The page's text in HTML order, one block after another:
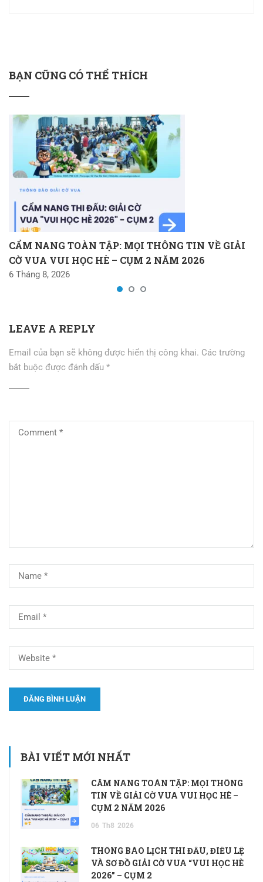
BẠN CŨNG CÓ THỂ THÍCH
CẨM NANG TOÀN TẬP: MỌI THÔNG TIN VỀ GIẢI
CỜ VUA VUI HỌC HÈ – CỤM 2 NĂM 2026
6 Tháng 8, 2026
LEAVE A REPLY
Email của bạn sẽ không được hiển thị công khai. Các trường
bắt buộc được đánh dấu *
BÀI VIẾT MỚI NHẤT
CẨM NANG TOÀN TẬP: MỌI THÔNG
TIN VỀ GIẢI CỜ VUA VUI HỌC HÈ –
CỤM 2 NĂM 2026
06 Th8 2026
THÔNG BÁO LỊCH THI ĐẤU, ĐIỀU LỆ
VÀ SƠ ĐỒ GIẢI CỜ VUA “VUI HỌC HÈ
2026” – CỤM 2